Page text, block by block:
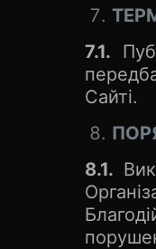
7.1.
Сайті.
8.1.